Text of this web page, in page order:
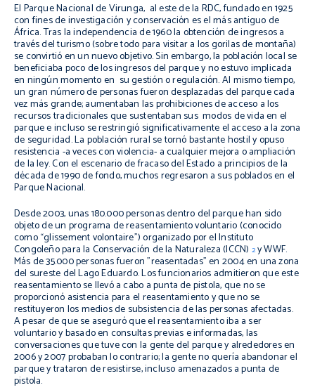
El Parque Nacional de Virunga, al este de la RDC, fundado en 1925
con fines de investigación y conservación es el más antiguo de
África. Tras la independencia de 1960 la obtención de ingresos a
través del turismo (sobre todo para visitar a los gorilas de montaña)
se convirtió en un nuevo objetivo. Sin embargo, la población local se
beneficiaba poco de los ingresos del parque y no estuvo implicada
en ningún momento en su gestión o regulación. Al mismo tiempo,
un gran número de personas fueron desplazadas del parque cada
vez más grande; aumentaban las prohibiciones de acceso a los
recursos tradicionales que sustentaban sus modos de vida en el
parque e incluso se restringió significativamente el acceso a la zona
de seguridad. La población rural se tornó bastante hostil y opuso
resistencia -a veces con violencia- a cualquier mejora o ampliación
de la ley. Con el escenario de fracaso del Estado a principios de la
década de 1990 de fondo, muchos regresaron a sus poblados en el
Parque Nacional.
Desde 2003, unas 180.000 personas dentro del parque han sido
objeto de un programa de reasentamiento voluntario (conocido
como “glissementvolontaire”) organizado por el Instituto
Congoleño para la Conservación de la Naturaleza (ICCN) 2y WWF.
Más de 35.000 personas fueron "reasentadas" en 2004 en una zona
del sureste del Lago Eduardo. Los funcionarios admitieron que este
reasentamiento se llevó a cabo a punta de pistola, que no se
proporcionó asistencia para el reasentamiento y que no se
restituyeron los medios de subsistencia de las personas afectadas.
A pesar de que se aseguró que el reasentamiento iba a ser
voluntario y basado en consultas previas e informadas, las
conversaciones que tuve con la gente del parque y alrededores en
2006 y 2007 probaban lo contrario; la gente no quería abandonar el
parque y trataron de resistirse, incluso amenazados a punta de
pistola.